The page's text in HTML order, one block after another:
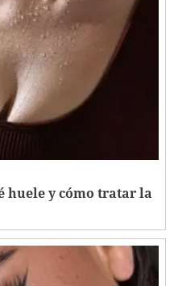
huele y cómo tratar la